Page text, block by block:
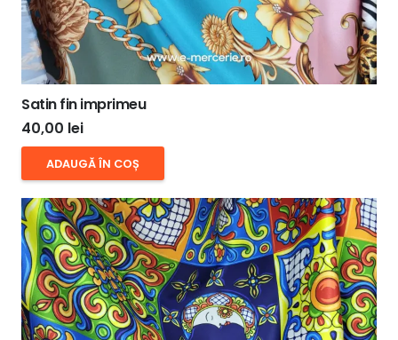
Satin fin imprimeu
40,00 lei
ADAUGĂ ÎN COȘ